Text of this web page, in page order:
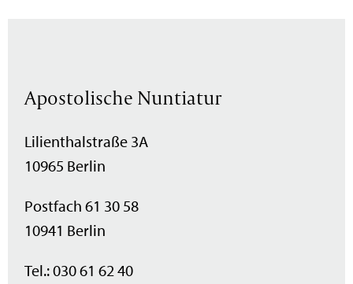
Apostolische Nuntiatur
Lilienthalstraße 3A
10965 Berlin
Postfach 61 30 58
10941 Berlin
Tel.: 030 61 62 40